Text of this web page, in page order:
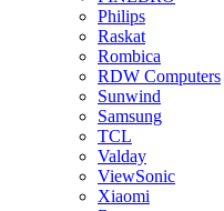
Philips
Raskat
Rombica
RDW Computers
Sunwind
Samsung
TCL
Valday
ViewSonic
Xiaomi